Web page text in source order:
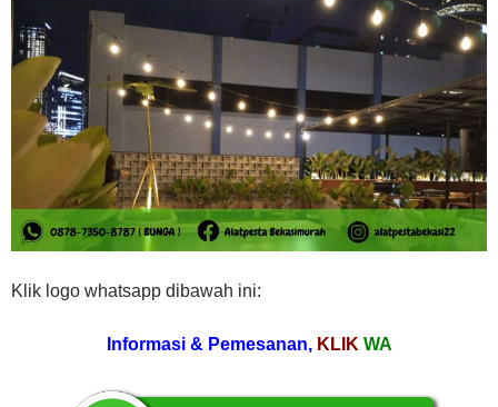
Klik logo whatsapp dibawah ini:
Informasi & Pemesanan, KLIK WA